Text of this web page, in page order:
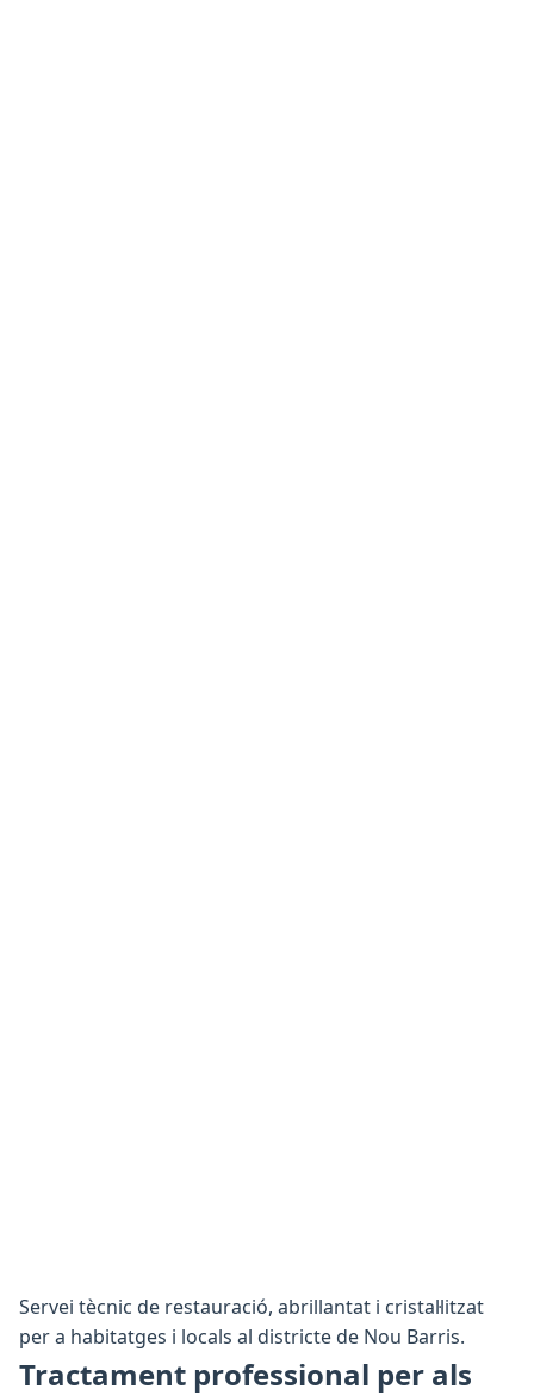
Servei tècnic de restauració, abrillantat i cristal·litzat
per a habitatges i locals al districte de Nou Barris.
Tractament professional per als